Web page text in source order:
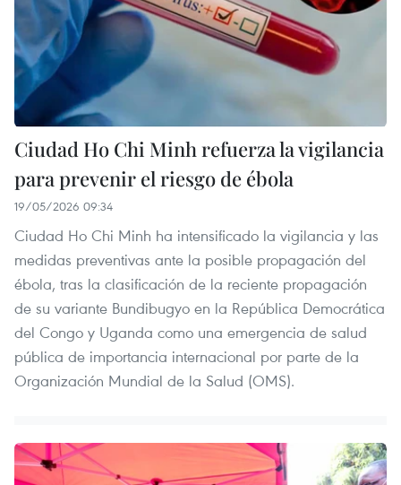
Ciudad Ho Chi Minh refuerza la vigilancia
para prevenir el riesgo de ébola
19/05/2026 09:34
Ciudad Ho Chi Minh ha intensificado la vigilancia y las
medidas preventivas ante la posible propagación del
ébola, tras la clasificación de la reciente propagación
de su variante Bundibugyo en la República Democrática
del Congo y Uganda como una emergencia de salud
pública de importancia internacional por parte de la
Organización Mundial de la Salud (OMS).